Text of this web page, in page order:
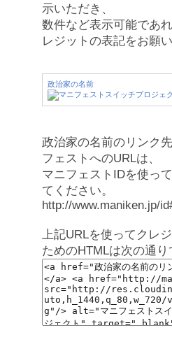
示いただき、
数件など表示可能であ
レジットの表記をお願
政治家の名前
政治家の名前のリンク
フェストへのURLは、
マニフェストIDを使っ
てください。
http://www.maniken.jp/
上記URLを使ってクレ
ためのHTMLは次の通り